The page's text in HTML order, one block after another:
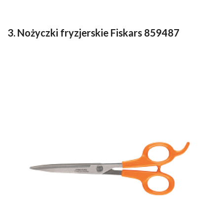
3. Nożyczki fryzjerskie Fiskars 859487